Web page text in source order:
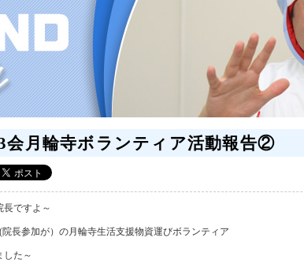
会月輪寺ボランティア活動報告②
長ですよ～
院長参加が）の月輪寺生活支援物資運びボランティア
した～